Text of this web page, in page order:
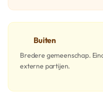
Buiten
Bredere gemeenschap.
externe partijen.